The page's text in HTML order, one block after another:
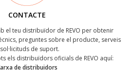
CONTACTE
el teu distribuïdor de REVO per obtenir
preguntes sobre el producte, serveis
de suport.
els distribuïdors oficials de REVO aquí:
de distribuidors